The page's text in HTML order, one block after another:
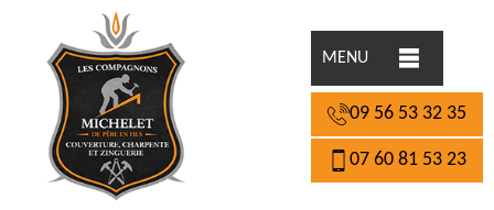
MENU
09 56 53 32 35
07 60 81 53 23